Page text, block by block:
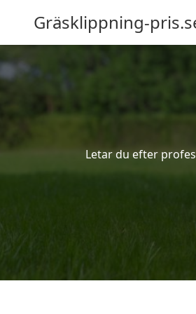
Gräsklippning-
Letar du efter